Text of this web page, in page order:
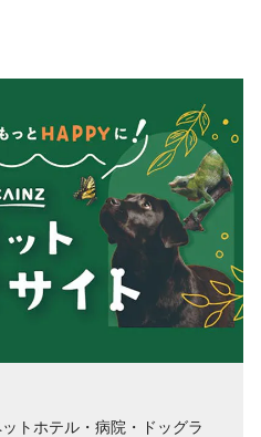
トホテル・病院・ドッグラ